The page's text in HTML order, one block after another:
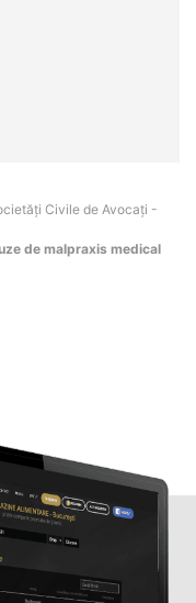
Civile de Avocați -
de malpraxis medical